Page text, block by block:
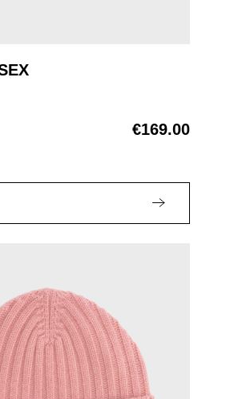
€169.00